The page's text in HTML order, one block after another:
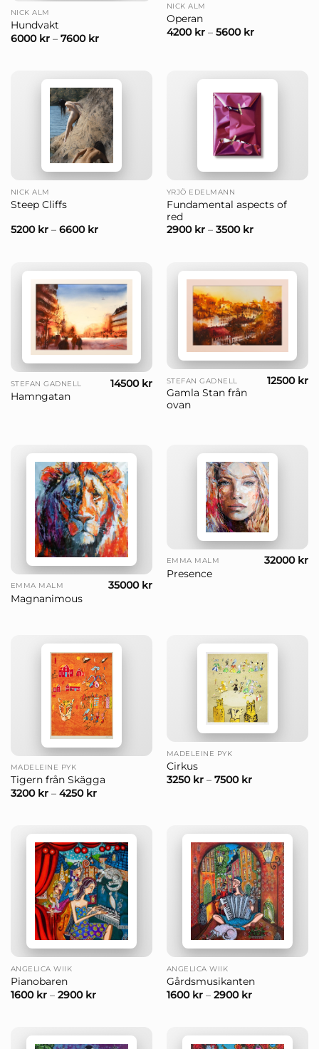
NICK ALM
Hundvakt
6000 kr– 7600 kr
NICK ALM
Operan
4200 kr– 5600 kr
NICK ALM
Steep Cliffs
5200 kr– 6600 kr
YRJÖ EDELMANN
Fundamental aspects of
red
2900 kr– 3500 kr
STEFAN GADNELL
Hamngatan
14500 kr STEFAN GADNELL
Gamla Stan från
ovan
12500 kr
EMMA MALM
Magnanimous
35000 kr
EMMA MALM
Presence
32000 kr
MADELEINE PYK
Tigern från Skägga
3200 kr– 4250 kr
MADELEINE PYK
Cirkus
3250 kr– 7500 kr
ANGELICA WIIK
Pianobaren
1600 kr– 2900 kr
ANGELICA WIIK
Gårdsmusikanten
1600 kr– 2900 kr